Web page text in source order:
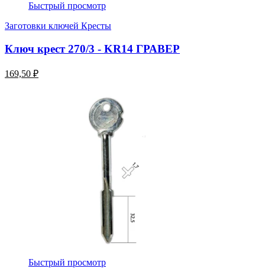
Быстрый просмотр
Заготовки ключей Кресты
Ключ крест 270/3 - KR14 ГРАВЕР
169,50 ₽
Быстрый просмотр